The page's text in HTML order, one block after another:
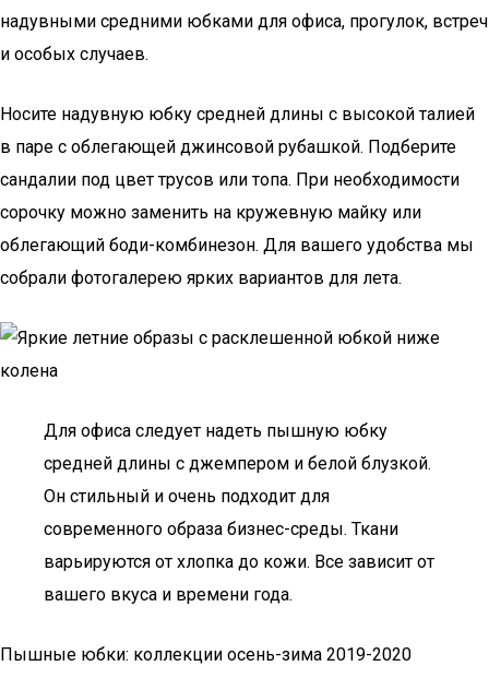
надувными средними юбками для офиса, прогулок, встреч
и особых случаев.
Носите надувную юбку средней длины с высокой талией
в паре с облегающей джинсовой рубашкой. Подберите
сандалии под цвет трусов или топа. При необходимости
сорочку можно заменить на кружевную майку или
облегающий боди-комбинезон. Для вашего удобства мы
собрали фотогалерею ярких вариантов для лета.
Для офиса следует надеть пышную юбку
средней длины с джемпером и белой блузкой.
Он стильный и очень подходит для
современного образа бизнес-среды. Ткани
варьируются от хлопка до кожи. Все зависит от
вашего вкуса и времени года.
Пышные юбки: коллекции осень-зима 2019-2020